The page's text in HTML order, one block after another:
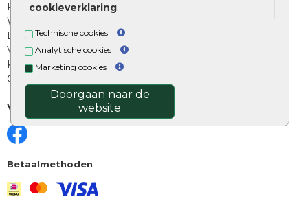
cookieverklaring
Technische cookies
Analytische cookies
Marketing cookies
Doorgaan naar de
website
Foto's en voorbeelden
Workshop bestraten
Legverbanden: verschillende soorten
Voegen van tuintegels
Keramische tegels schoonmaken
Opsluitbanden plaatsen
Volg ons
Betaalmethoden